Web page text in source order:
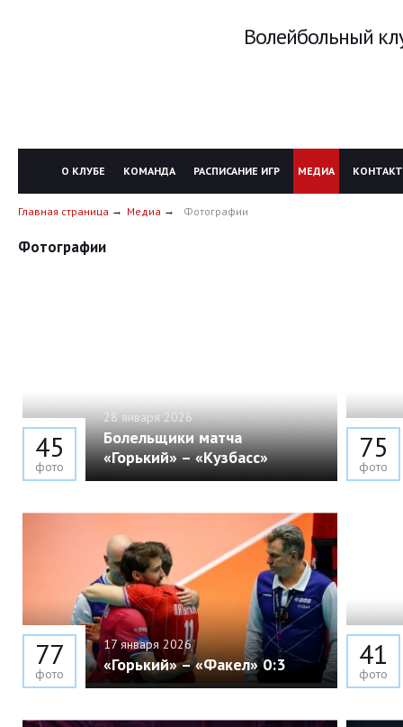
Волейбольный
О КЛУБЕ КОМАНДА РАСПИСАНИЕ ИГР МЕДИА
Главная страница Медиа Фотографии
Фотографии
28 января 2026
Болельщики матча
«Горький» – «Кузбасс»
45
фото
75
фото
17 января 2026
«Горький» – «Факел» 0:3
77
фото
41
фото